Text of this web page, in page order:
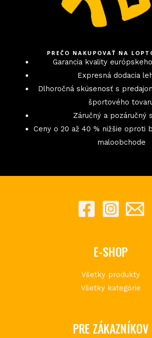
PREČO NAKUPOVAŤ NA
Garancia kvality
Expresná dodacia
Dlhoročná skúsenosť s
športového
Záručný a pozáručný
Ceny o 20 až 40 % nižšie oproti
maloobchode
E-SHOP
Všetky produkty
Všetky kategórie
PRE ZÁKAZNÍKOV